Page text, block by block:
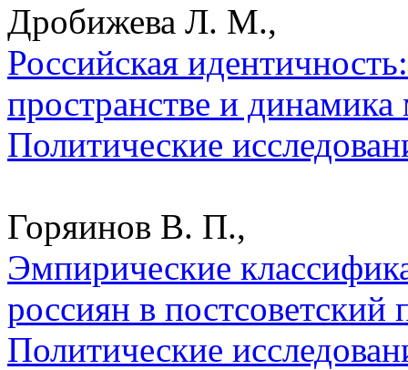
Дробижева Л. М.,
Российская
пространстве и
Политические
Горяинов В. П.,
Эмпирические
россиян в
Политические